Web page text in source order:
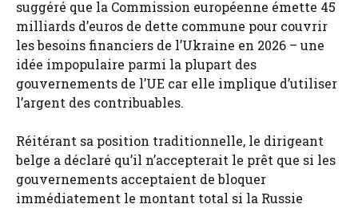
suggéré que la Commission européenne émette 45
milliards d’euros de dette commune pour couvrir
les besoins financiers de l’Ukraine en 2026 – une
idée impopulaire parmi la plupart des
gouvernements de l’UE car elle implique d’utiliser
l’argent des contribuables.
Réitérant sa position traditionnelle, le dirigeant
belge a déclaré qu’il n’accepterait le prêt que si les
gouvernements acceptaient de bloquer
immédiatement le montant total si la Russie